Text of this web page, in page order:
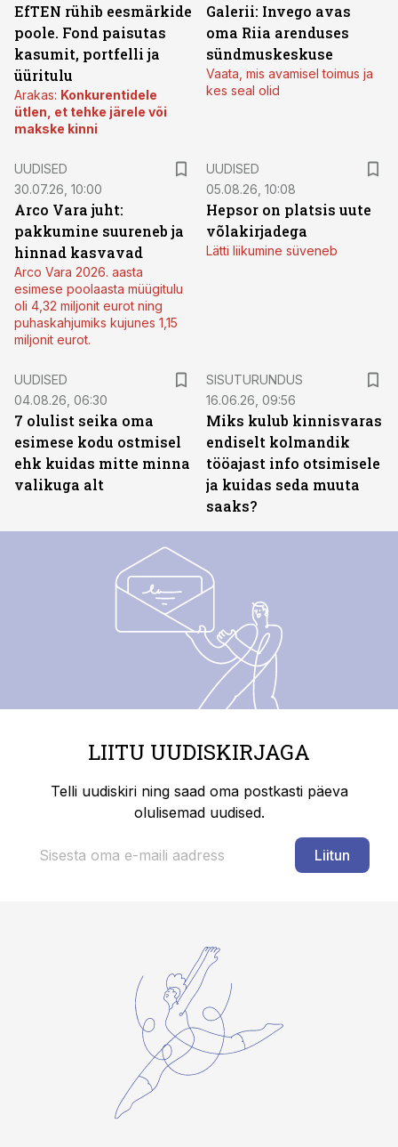
EfTEN rühib eesmärkide
poole. Fond paisutas
kasumit, portfelli ja
üüritulu
Arakas: Konkurentidele
ütlen, et tehke järele või
makske kinni
Galerii: Invego avas
oma Riia arenduses
sündmuskeskuse
Vaata, mis avamisel toimus ja
kes seal olid
UUDISED
30.07.26, 10:00
Arco Vara juht:
pakkumine suureneb ja
hinnad kasvavad
Arco Vara 2026. aasta
esimese poolaasta müügitulu
oli 4,32 miljonit eurot ning
puhaskahjumiks kujunes 1,15
miljonit eurot.
UUDISED
05.08.26, 10:08
Hepsor on platsis uute
võlakirjadega
Lätti liikumine süveneb
UUDISED
04.08.26, 06:30
7 olulist seika oma
esimese kodu ostmisel
ehk kuidas mitte minna
valikuga alt
SISUTURUNDUS
16.06.26, 09:56
Miks kulub kinnisvaras
endiselt kolmandik
tööajast info otsimisele
ja kuidas seda muuta
saaks?
LIITU UUDISKIRJAGA
Telli uudiskiri ning saad oma postkasti päeva
olulisemad uudised.
Liitun